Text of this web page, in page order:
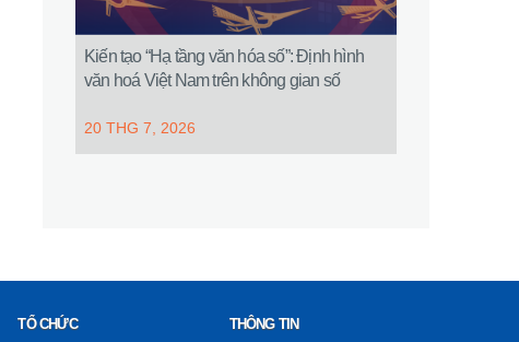
Kiến tạo “Hạ tầng văn hóa số”: Định hình
văn hoá Việt Nam trên không gian số
20 THG 7, 2026
TỔ CHỨC THÔNG TIN